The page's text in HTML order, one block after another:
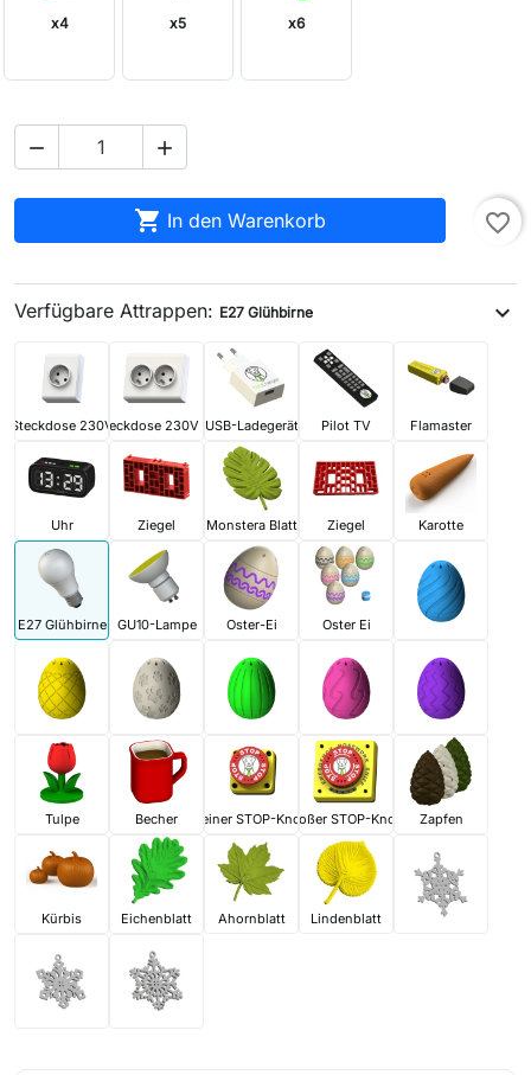
x4 x5 x6
 
 In den Warenkorb favorite_border
Verfügbare Attrappen: E27 Glühbirne expand_more
Steckdose 230VSteckdose 230V x2USB-Ladegerät Pilot TV Flamaster
Uhr Ziegel Monstera Blatt Ziegel Karotte
E27 Glühbirne GU10-Lampe Oster-Ei Oster Ei
Tulpe Becher Kleiner STOP-KnopfGroßer STOP-Knopf Zapfen
Kürbis Eichenblatt Ahornblatt Lindenblatt